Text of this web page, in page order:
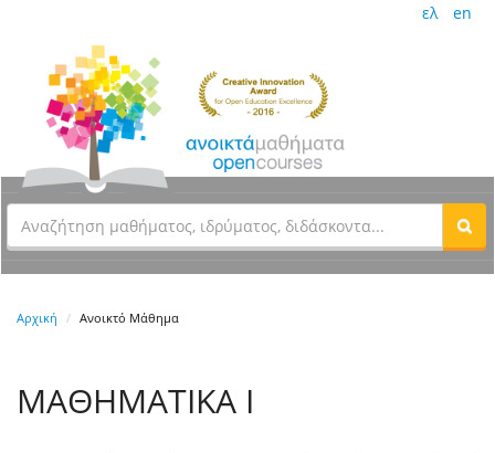
ελ en
Αρχική Ανοικτό Μάθημα
ΜΑΘΗΜΑΤΙΚΑ Ι